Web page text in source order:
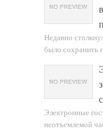
Недавно
было сохранить
Электронные
неотъемлемой